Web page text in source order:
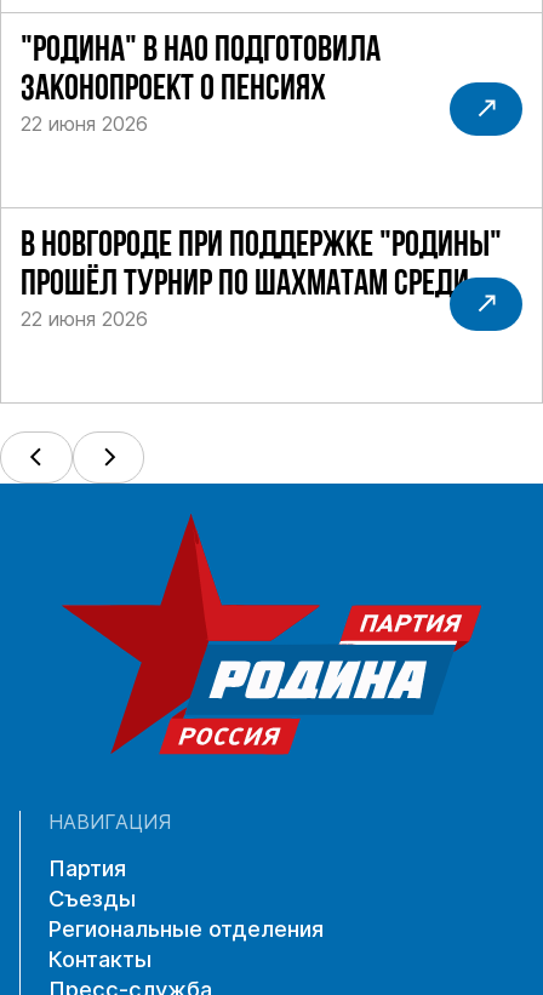
"РОДИНА" В НАО ПОДГОТОВИЛА
ЗАКОНОПРОЕКТ О ПЕНСИЯХ
22 июня 2026
В НОВГОРОДЕ ПРИ ПОДДЕРЖКЕ "РОДИНЫ"
ПРОШЁЛ ТУРНИР ПО ШАХМАТАМ СРЕДИ
СИЛОВИКОВ
22 июня 2026
НАВИГАЦИЯ
Партия
Съезды
Региональные отделения
Контакты
Пресс-служба